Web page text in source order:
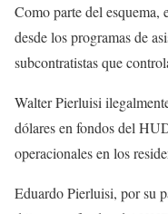
Como parte del esquema,
desde los programas de
subcontratistas que
Walter Pierluisi
dólares en fondos del
operacionales en los
Eduardo Pierluisi, por su